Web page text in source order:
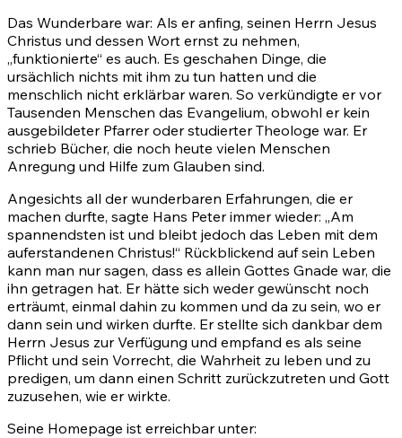
Das Wunderbare war: Als er anfing, seinen Herrn Jesus
Christus und dessen Wort ernst zu nehmen,
„funktionierte“ es auch. Es geschahen Dinge, die
ursächlich nichts mit ihm zu tun hatten und die
menschlich nicht erklärbar waren. So verkündigte er vor
Tausenden Menschen das Evangelium, obwohl er kein
ausgebildeter Pfarrer oder studierter Theologe war. Er
schrieb Bücher, die noch heute vielen Menschen
Anregung und Hilfe zum Glauben sind.
Angesichts all der wunderbaren Erfahrungen, die er
machen durfte, sagte Hans Peter immer wieder: „Am
spannendsten ist und bleibt jedoch das Leben mit dem
auferstandenen Christus!“ Rückblickend auf sein Leben
kann man nur sagen, dass es allein Gottes Gnade war, die
ihn getragen hat. Er hätte sich weder gewünscht noch
erträumt, einmal dahin zu kommen und da zu sein, wo er
dann sein und wirken durfte. Er stellte sich dankbar dem
Herrn Jesus zur Verfügung und empfand es als seine
Pflicht und sein Vorrecht, die Wahrheit zu leben und zu
predigen, um dann einen Schritt zurückzutreten und Gott
zuzusehen, wie er wirkte.
Seine Homepage ist erreichbar unter: